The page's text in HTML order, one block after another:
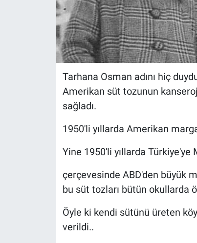
Tarhana Osman adını hiç
Amerikan süt tozunun
sağladı.
1950'li yıllarda Amerikan
Yine 1950'li yıllarda Türkiye'ye
çerçevesinde ABD'den büyük
bu süt tozları bütün okullarda
Öyle ki kendi sütünü üreten
verildi..